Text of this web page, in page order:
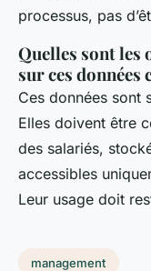
processus, pas
Quelles sont
sur ces
Ces données sont
Elles doivent être
des salariés,
accessibles
Leur usage doit
management